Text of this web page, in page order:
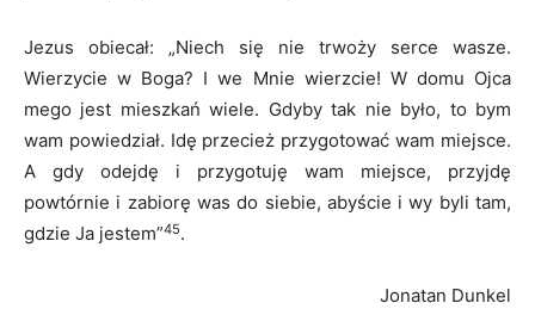
Jezus obiecał: „Niech się nie trwoży serce wasze.
Wierzycie w Boga? I we Mnie wierzcie! W domu Ojca
mego jest mieszkań wiele. Gdyby tak nie było, to bym
wam powiedział. Idę przecież przygotować wam miejsce.
A gdy odejdę i przygotuję wam miejsce, przyjdę
powtórnie i zabiorę was do siebie, abyście i wy byli tam,
gdzie Ja jestem”45.
Jonatan Dunkel